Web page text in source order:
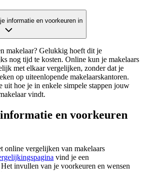
informatie en voorkeuren in
makelaar? Gelukkig hoeft dit je
nog tijd te kosten. Online kun je makelaars
met elkaar vergelijken, zonder dat je
op uiteenlopende makelaarskantoren.
hoe je in enkele simpele stappen jouw
vindt.
en voorkeuren
online vergelijken van makelaars
vind je een
invullen van je voorkeuren en wensen